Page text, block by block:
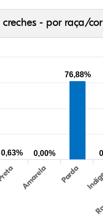
- por raça/cor
Amarela Parda
0,63% 0,00%
76,88%